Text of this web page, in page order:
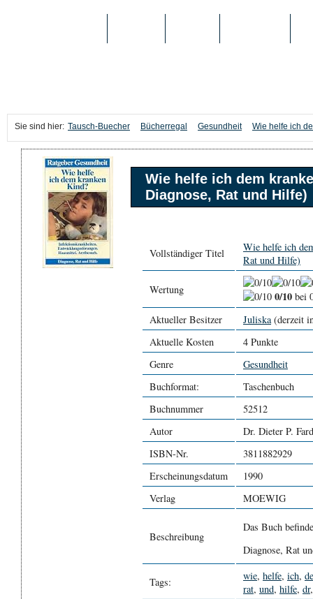
Sie sind hier: Tausch-Buecher Bücherregal Gesundheit Wie helfe ich
Wie helfe ich dem
Diagnose, Rat und Hilfe)
Vollständiger Titel
Wie helfe ich
Rat und Hilfe)
Wertung 0/10 bei
Aktueller Besitzer
Juliska(derzeit
Aktuelle Kosten
4 Punkte
Genre
Gesundheit
Buchformat:
Taschenbuch
Buchnummer
52512
Autor
Dr. Dieter P.
ISBN-Nr.
3811882929
Erscheinungsdatum
1990
Verlag
MOEWIG
Beschreibung
Das Buch
Diagnose, Rat
Tags: wie, helfe, ich,
rat, und, hilfe, dr